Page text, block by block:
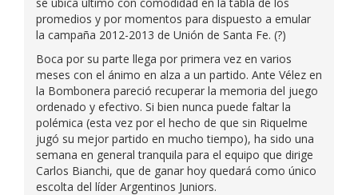
promedios y por momentos para dispuesto a emular
la campaña 2012-2013 de Unión de Santa Fe. (?)
Boca por su parte llega por primera vez en varios
meses con el ánimo en alza a un partido. Ante Vélez en
la Bombonera pareció recuperar la memoria del juego
ordenado y efectivo. Si bien nunca puede faltar la
polémica (esta vez por el hecho de que sin Riquelme
jugó su mejor partido en mucho tiempo), ha sido una
semana en general tranquila para el equipo que dirige
Carlos Bianchi, que de ganar hoy quedará como único
escolta del líder Argentinos Juniors.